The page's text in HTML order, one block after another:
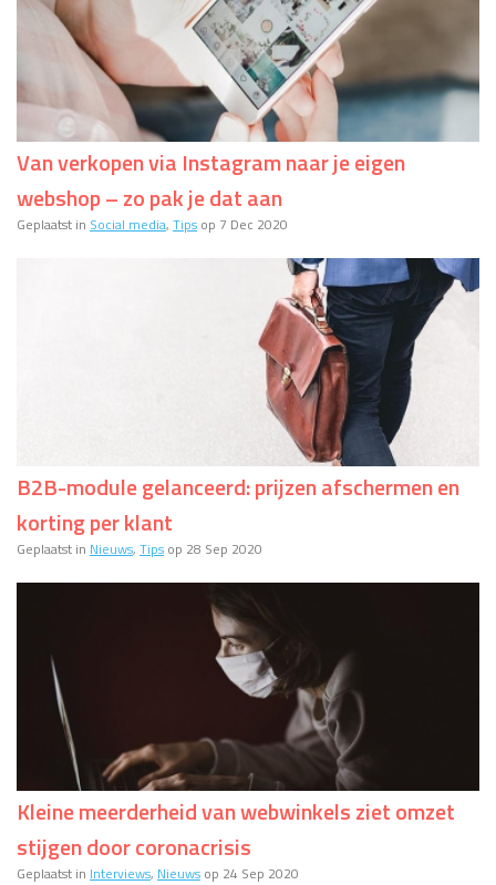
Van verkopen via Instagram naar je eigen
webshop – zo pak je dat aan
Geplaatst in Social media, Tips op 7 Dec 2020
B2B-module gelanceerd: prijzen afschermen en
korting per klant
Geplaatst in Nieuws, Tips op 28 Sep 2020
Kleine meerderheid van webwinkels ziet omzet
stijgen door coronacrisis
Geplaatst in Interviews, Nieuws op 24 Sep 2020